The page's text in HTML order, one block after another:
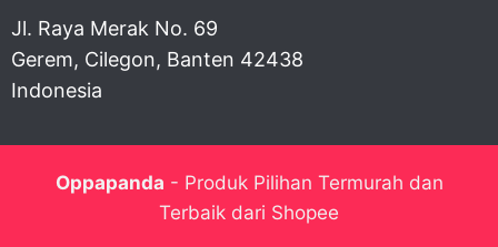
Jl. Raya Merak No. 69
Gerem, Cilegon, Banten 42438
Indonesia
Oppapanda - Produk Pilihan Termurah dan
Terbaik dari Shopee